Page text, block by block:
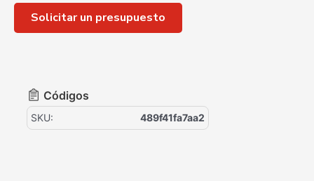
Solicitar un presupuesto
Códigos
SKU: 489f41fa7aa2